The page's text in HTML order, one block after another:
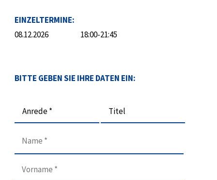
EINZELTERMINE:
08.12.2026
18:00-21:45
BITTE GEBEN SIE IHRE DATEN EIN:
Anrede * Titel